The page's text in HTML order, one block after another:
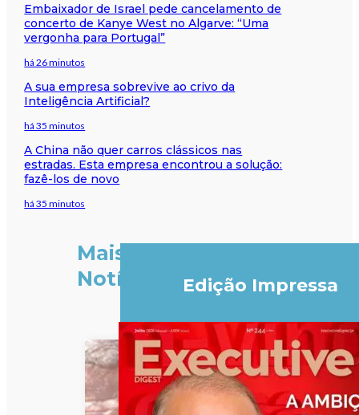
Embaixador de Israel pede cancelamento de
concerto de Kanye West no Algarve: “Uma
vergonha para Portugal”
há 26 minutos
A sua empresa sobrevive ao crivo da
Inteligência Artificial?
há 35 minutos
A China não quer carros clássicos nas
estradas. Esta empresa encontrou a solução:
fazê-los de novo
há 35 minutos
Mais
Notícias
Edição Impressa